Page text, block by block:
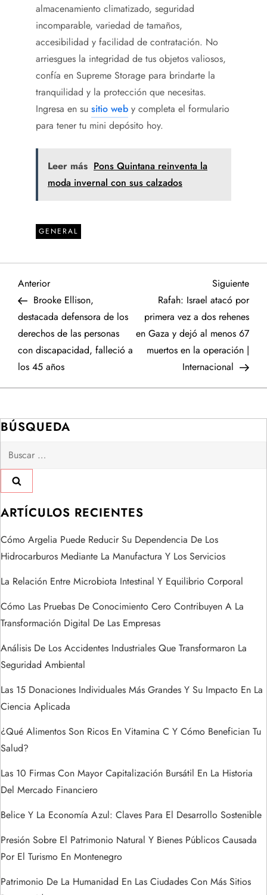
almacenamiento climatizado, seguridad
incomparable, variedad de tamaños,
accesibilidad y facilidad de contratación. No
arriesgues la integridad de tus objetos valiosos,
confía en Supreme Storage para brindarte la
tranquilidad y la protección que necesitas.
Ingresa en su sitio web y completa el formulario
para tener tu mini depósito hoy.
Leer más Pons Quintana reinventa la
moda invernal con sus calzados
GENERAL
N
a
v
e
a
c
i
ó
n
d
e
e
n
t
r
a
d
a
s
Entrada
anterior
Anterior
Brooke Ellison,
destacada defensora de los
derechos de las personas
con discapacidad, falleció a
los 45 años
Siguiente
Rafah: Israel atacó por
primera vez a dos rehenes
en Gaza y dejó al menos 67
muertos en la operación |
Internacional
BÚSQUEDA
Buscar:
ARTÍCULOS RECIENTES
Cómo Argelia Puede Reducir Su Dependencia De Los
Hidrocarburos Mediante La Manufactura Y Los Servicios
La Relación Entre Microbiota Intestinal Y Equilibrio Corporal
Cómo Las Pruebas De Conocimiento Cero Contribuyen A La
Transformación Digital De Las Empresas
Análisis De Los Accidentes Industriales Que Transformaron La
Seguridad Ambiental
Las 15 Donaciones Individuales Más Grandes Y Su Impacto En La
Ciencia Aplicada
¿Qué Alimentos Son Ricos En Vitamina C Y Cómo Benefician Tu
Salud?
Las 10 Firmas Con Mayor Capitalización Bursátil En La Historia
Del Mercado Financiero
Belice Y La Economía Azul: Claves Para El Desarrollo Sostenible
Presión Sobre El Patrimonio Natural Y Bienes Públicos Causada
Por El Turismo En Montenegro
Patrimonio De La Humanidad En Las Ciudades Con Más Sitios